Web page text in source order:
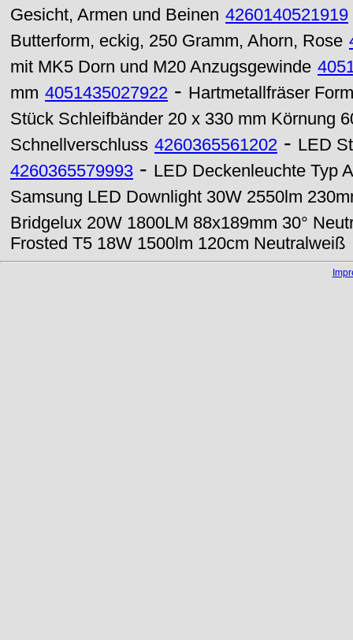
Gesicht, Armen und Beinen 4260140521919
Butterform, eckig, 250 Gramm, Ahorn, Rose
mit MK5 Dorn und M20 Anzugsgewinde
mm 4051435027922 - Hartmetallfräser
Stück Schleifbänder 20 x 330 mm Körnung
Schnellverschluss 4260365561202 - LED
4260365579993 - LED Deckenleuchte Typ
Samsung LED Downlight 30W 2550lm
Bridgelux 20W 1800LM 88x189mm 30°
Frosted T5 18W 1500lm 120cm Neutralweiß